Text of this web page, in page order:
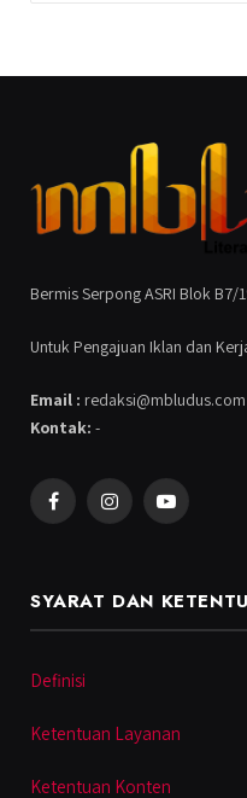
Bermis Serpong ASRI Blok B7/
Untuk Pengajuan Iklan dan
Email :
Kontak: -
FacebookInstagramYouTube
SYARAT DAN
Definisi
Ketentuan Layanan
Ketentuan Konten